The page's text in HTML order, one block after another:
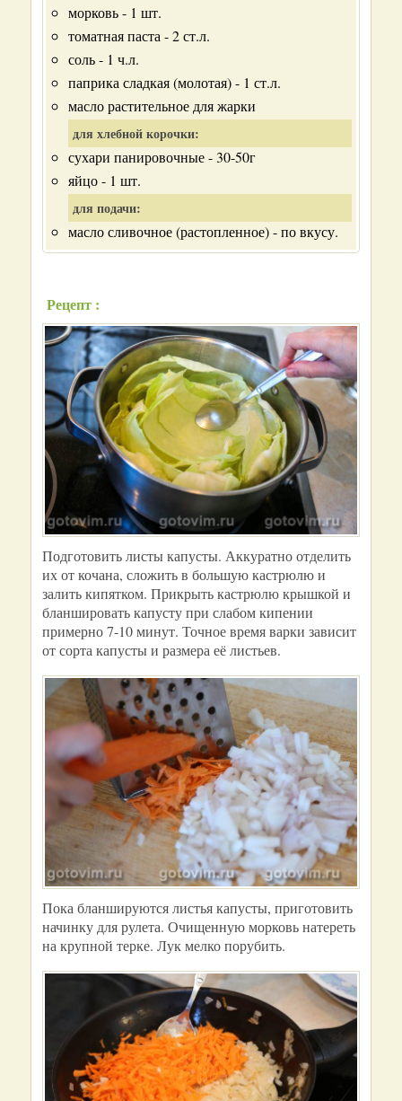
морковь - 1 шт.
томатная паста - 2 ст.л.
соль - 1 ч.л.
паприка сладкая (молотая) - 1 ст.л.
масло растительное для жарки
для хлебной корочки:
сухари панировочные - 30-50г
яйцо - 1 шт.
для подачи:
масло сливочное (растопленное) - по вкусу.
Рецепт :
Подготовить листы капусты. Аккуратно отделить
их от кочана, сложить в большую кастрюлю и
залить кипятком. Прикрыть кастрюлю крышкой и
бланшировать капусту при слабом кипении
примерно 7-10 минут. Точное время варки зависит
от сорта капусты и размера её листьев.
Пока бланшируются листья капусты, приготовить
начинку для рулета. Очищенную морковь натереть
на крупной терке. Лук мелко порубить.